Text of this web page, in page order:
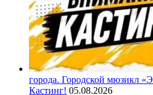
города. Городской мюзикл
Кастинг! 05.08.2026